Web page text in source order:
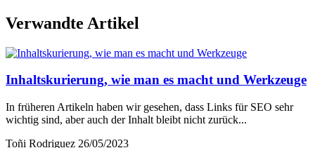
Verwandte Artikel
Inhaltskurierung, wie man es macht und Werkzeuge
In früheren Artikeln haben wir gesehen, dass Links für SEO sehr
wichtig sind, aber auch der Inhalt bleibt nicht zurück...
Toñi Rodriguez 26/05/2023